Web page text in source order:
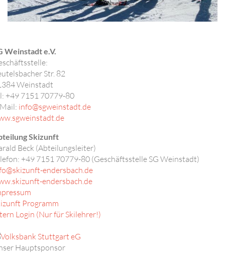
Weinstadt e.V.
Str. 82
Weinstadt
+49 7151 70779-80
info@sgweinstadt.de
Skizunft
Beck (Abteilungsleiter)
+49 7151 70779-80 (Geschäftsstelle SG Weinstadt)
endersbach.de
endersbach.de
Programm
Login (Nur für Skilehrer!)
Hauptsponsor